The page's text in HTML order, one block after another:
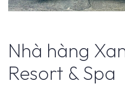
Nhà hàng
Resort & Spa